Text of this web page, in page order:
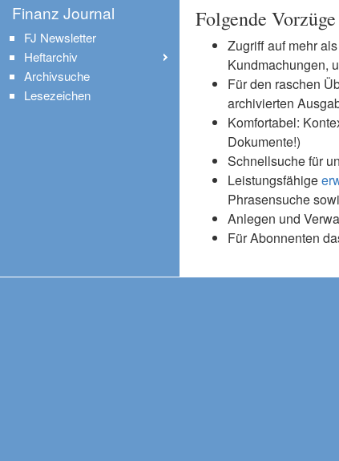
Folgende
Zugriff auf mehr
Kundmachungen,
Für den raschen
archivierten
Komfortabel:
Dokumente!)
Schnellsuche für
Leistungsfähige
Phrasensuche
Anlegen und
Für Abonnenten
Finanz Journal
FJ Newsletter
Heftarchiv
Archivsuche
Lesezeichen